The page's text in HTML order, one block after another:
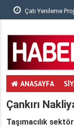
Çatı Yenileme
ANASAYFA
Çankırı
Taşımacılık